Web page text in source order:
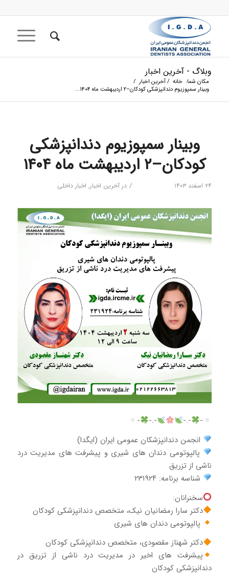
وبلاگ - آخرین اخبار
مکان شما: خانه / آخرین اخبار /
وبینار سمپوزیوم دندانپزشکی کودکان–۲ اردیبهشت ماه ۱۴۰۴...
وبینار سمپوزیوم دندانپزشکی
کودکان–۲ اردیبهشت ماه ۱۴۰۴
۲۴ اسفند ۱۴۰۳ / درآخرین اخبار, اخبار داخلی
-
-.-
-.-
-
انجمن دندانپزشکان عمومی ایران (ایگدا)
پالپوتومی دندان های شیری و پیشرفت های مدیریت درد
ناشی از تزریق
شناسه برنامه: ۲۳۱۹۲۴
سخنرانان:
دکتر سارا رمضانیان نیک، متخصص دندانپزشکی کودکان
پالپوتومی دندان های شیری
دکتر شهناز مقصودی، متخصص دندانپزشکی کودکان
پیشرفت های اخیر در مدیریت درد ناشی از تزریق در
دندانپزشکی کودکان